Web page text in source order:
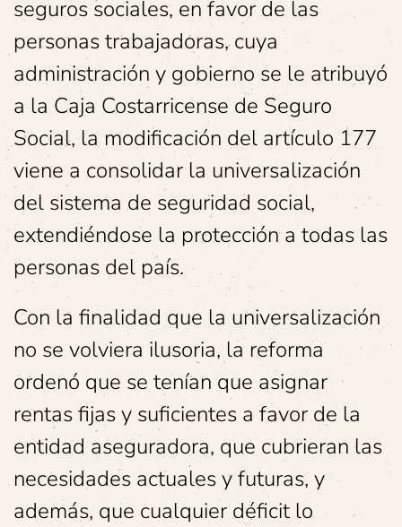
seguros sociales, en favor de las
personas trabajadoras, cuya
administración y gobierno se le atribuyó
a la Caja Costarricense de Seguro
Social, la modificación del artículo 177
viene a consolidar la universalización
del sistema de seguridad social,
extendiéndose la protección a todas las
personas del país.
Con la finalidad que la universalización
no se volviera ilusoria, la reforma
ordenó que se tenían que asignar
rentas fijas y suficientes a favor de la
entidad aseguradora, que cubrieran las
necesidades actuales y futuras, y
además, que cualquier déficit lo